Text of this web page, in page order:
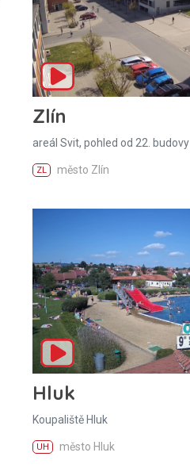
Zlín
areál Svit, pohled od 22. budovy
ZL město Zlín
Hluk
Koupaliště Hluk
UH město Hluk